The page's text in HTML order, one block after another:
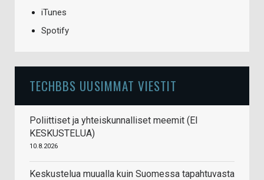
iTunes
Spotify
TECHBBS UUSIMMAT VIESTIT
Poliittiset ja yhteiskunnalliset meemit (EI
KESKUSTELUA)
10.8.2026
Keskustelua muualla kuin Suomessa tapahtuvasta